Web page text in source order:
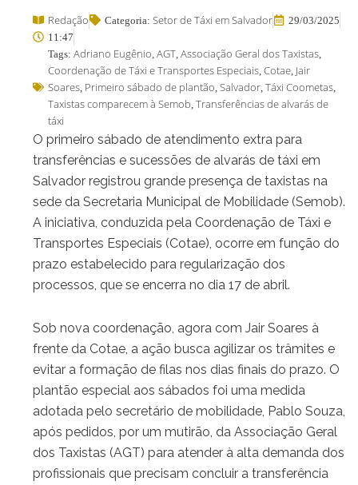
Redação Categoria:Setor de Táxi em Salvador
29/03/2025
11:47
Tags:Adriano Eugênio ,AGT ,Associação Geral dos Taxistas
Coordenação de Táxi e Transportes Especiais ,Cotae Jair
Soares Primeiro sábado de plantão ,Salvador ,Táxi Coometas
Taxistas comparecem à Semob ,Transferências de alvarás de
táxi
O primeiro sábado de atendimento extra para
transferências e sucessões de alvarás de táxi em
Salvador registrou grande presença de taxistas na
sede da Secretaria Municipal de Mobilidade (Semob).
A iniciativa, conduzida pela Coordenação de Táxi e
Transportes Especiais (Cotae), ocorre em função do
prazo estabelecido para regularização dos
processos, que se encerra no dia 17 de abril.
Sob nova coordenação, agora com Jair Soares à
frente da Cotae, a ação busca agilizar os trâmites e
evitar a formação de filas nos dias finais do prazo. O
plantão especial aos sábados foi uma medida
adotada pelo secretário de mobilidade, Pablo Souza,
após pedidos, por um mutirão, da Associação Geral
dos Taxistas (AGT) para atender à alta demanda dos
profissionais que precisam concluir a transferência